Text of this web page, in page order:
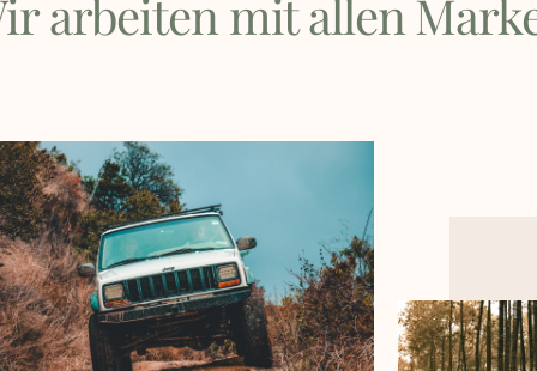
arbeiten mit allen